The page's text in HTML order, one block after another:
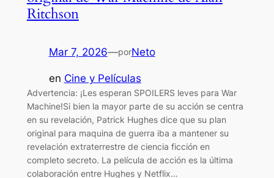
Ritchson
Mar 7, 2026—porNeto
en Cine y Películas
Advertencia: ¡Les esperan SPOILERS leves para War
Machine!Si bien la mayor parte de su acción se centra
en su revelación, Patrick Hughes dice que su plan
original para maquina de guerra iba a mantener su
revelación extraterrestre de ciencia ficción en
completo secreto. La película de acción es la última
colaboración entre Hughes y Netflix…